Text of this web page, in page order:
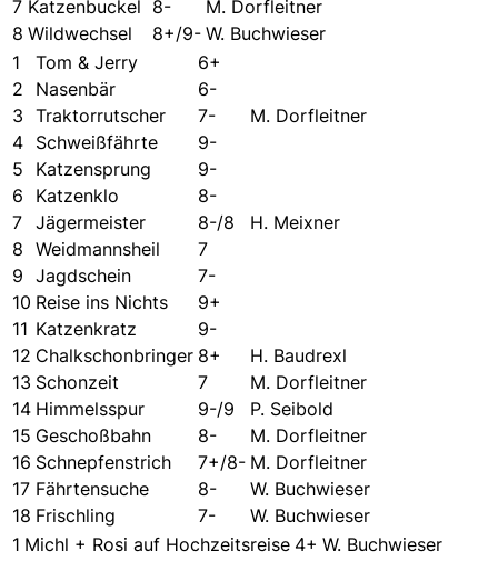
7 Katzenbuckel 8-
M. Dorfleitner
8 Wildwechsel 8+/9- W. Buchwieser
1
Tom & Jerry
6+
2
Nasenbär
6-
3 Traktorrutscher 7-
M. Dorfleitner
4 Schweißfährte
9-
5
Katzensprung
9-
6
Katzenklo
8-
7 Jägermeister 8-/8
H. Meixner
8 Weidmannsheil
7
9 Jagdschein
7-
10 Reise ins Nichts
9+
11 Katzenkratz
9-
12 Chalkschonbringer 8+
H. Baudrexl
13 Schonzeit 7
M. Dorfleitner
14 Himmelsspur 9-/9
P. Seibold
15 Geschoßbahn 8-
M. Dorfleitner
16 Schnepfenstrich 7+/8- M. Dorfleitner
17 Fährtensuche 8-
W. Buchwieser
18 Frischling 7-
W. Buchwieser
1 Michl + Rosi auf Hochzeitsreise 4+ W. Buchwieser